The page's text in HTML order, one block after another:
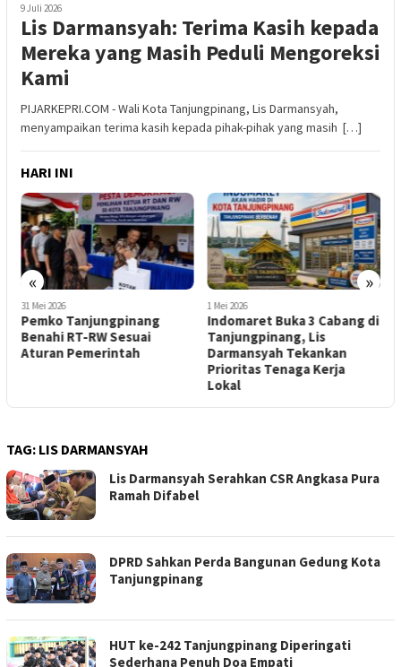
9 Juli 2026
Lis Darmansyah: Terima Kasih kepada
Mereka yang Masih Peduli Mengoreksi
Kami
PIJARKEPRI.COM - Wali Kota Tanjungpinang, Lis Darmansyah,
menyampaikan terima kasih kepada pihak-pihak yang masih […]
HARI INI
« »
31 Mei 2026
Pemko Tanjungpinang
Benahi RT-RW Sesuai
Aturan Pemerintah
1 Mei 2026
Indomaret Buka 3 Cabang di
Tanjungpinang, Lis
Darmansyah Tekankan
Prioritas Tenaga Kerja
Lokal
TAG: LIS DARMANSYAH
Lis Darmansyah Serahkan CSR Angkasa Pura
Ramah Difabel
DPRD Sahkan Perda Bangunan Gedung Kota
Tanjungpinang
HUT ke-242 Tanjungpinang Diperingati
Sederhana Penuh Doa Empati